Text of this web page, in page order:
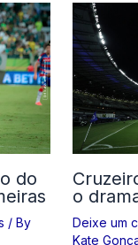
do
/ By
o
Deixe um
Kate